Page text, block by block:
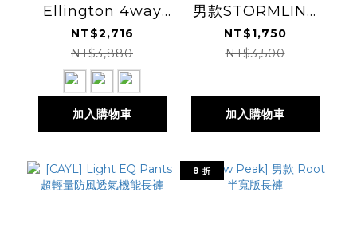
Ellington 4way
Pant 長褲
NT$2,716
NT$3,880
加入購物車
男款STORMLINE
STRETCH RAIN
PANTS 雨褲
NT$1,750
NT$3,500
加入購物車
8 折